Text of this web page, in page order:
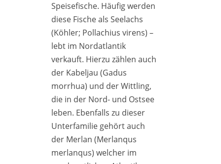
Speisefische. Häufig werden
diese Fische als Seelachs
(Köhler; Pollachius virens) –
lebt im Nordatlantik
verkauft. Hierzu zählen auch
der Kabeljau (Gadus
morrhua) und der Wittling,
die in der Nord- und Ostsee
leben. Ebenfalls zu dieser
Unterfamilie gehört auch
der Merlan (Merlanqus
merlanqus) welcher im